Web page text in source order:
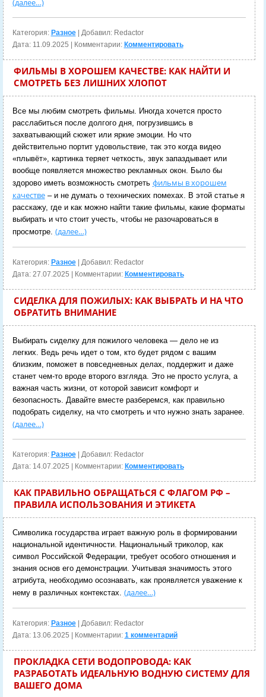
(далее…)
Категория: Разное| Добавил: Redactor
Дата: 11.09.2025 | Комментарии: Комментировать
ФИЛЬМЫ В ХОРОШЕМ КАЧЕСТВЕ: КАК НАЙТИ И
СМОТРЕТЬ БЕЗ ЛИШНИХ ХЛОПОТ
Все мы любим смотреть фильмы. Иногда хочется просто
расслабиться после долгого дня, погрузившись в
захватывающий сюжет или яркие эмоции. Но что
действительно портит удовольствие, так это когда видео
«плывёт», картинка теряет четкость, звук запаздывает или
вообще появляется множество рекламных окон. Было бы
здорово иметь возможность смотреть фильмы в хорошем
качестве– и не думать о технических помехах. В этой статье я
расскажу, где и как можно найти такие фильмы, какие форматы
выбирать и что стоит учесть, чтобы не разочароваться в
просмотре. (далее…)
Категория: Разное| Добавил: Redactor
Дата: 27.07.2025 | Комментарии: Комментировать
СИДЕЛКА ДЛЯ ПОЖИЛЫХ: КАК ВЫБРАТЬ И НА ЧТО
ОБРАТИТЬ ВНИМАНИЕ
Выбирать сиделку для пожилого человека — дело не из
легких. Ведь речь идет о том, кто будет рядом с вашим
близким, поможет в повседневных делах, поддержит и даже
станет чем-то вроде второго взгляда. Это не просто услуга, а
важная часть жизни, от которой зависит комфорт и
безопасность. Давайте вместе разберемся, как правильно
подобрать сиделку, на что смотреть и что нужно знать заранее.
(далее…)
Категория: Разное| Добавил: Redactor
Дата: 14.07.2025 | Комментарии: Комментировать
КАК ПРАВИЛЬНО ОБРАЩАТЬСЯ С ФЛАГОМ РФ –
ПРАВИЛА ИСПОЛЬЗОВАНИЯ И ЭТИКЕТА
Символика государства играет важную роль в формировании
национальной идентичности. Национальный триколор, как
символ Российской Федерации, требует особого отношения и
знания основ его демонстрации. Учитывая значимость этого
атрибута, необходимо осознавать, как проявляется уважение к
нему в различных контекстах. (далее…)
Категория: Разное| Добавил: Redactor
Дата: 13.06.2025 | Комментарии: 1 комментарий
ПРОКЛАДКА СЕТИ ВОДОПРОВОДА: КАК
РАЗРАБОТАТЬ ИДЕАЛЬНУЮ ВОДНУЮ СИСТЕМУ ДЛЯ
ВАШЕГО ДОМА